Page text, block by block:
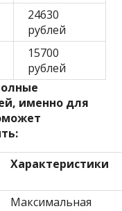
24630
рублей
15700
рублей
именно для
Характеристики
Максимальная